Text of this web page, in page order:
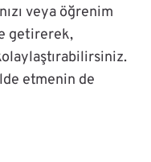
veya öğrenim
getirerek,
etmenin de